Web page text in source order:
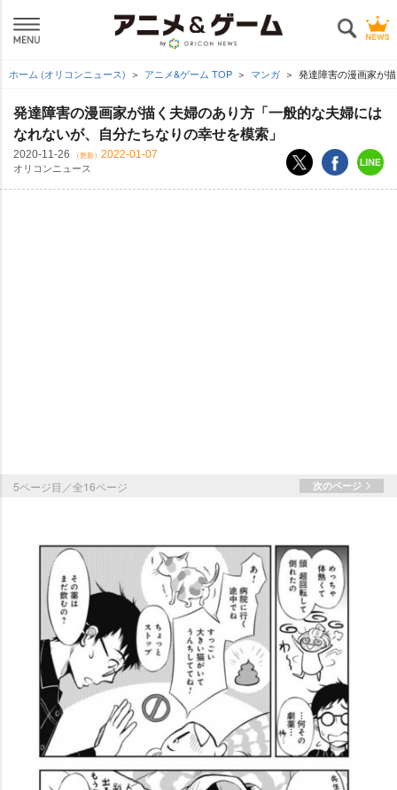
ホーム (オリコンニュース) アニメ&ゲーム TOP マンガ 発達障害の漫画家が
発達障害の漫画家が描く夫婦のあり方「一般的な夫婦には
なれないが、自分たちなりの幸せを模索」
2020-11-26 （更新） 2022-01-07
オリコンニュース
5ページ目／全16ページ 次のページ